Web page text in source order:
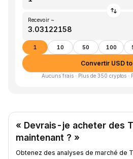
Recevoir ~
1 10 50 100
Convertir USD to
Aucuns frais · Plus de 350 cryptos ·
« Devrais-je acheter des
maintenant ? »
Obtenez des analyses de marché de